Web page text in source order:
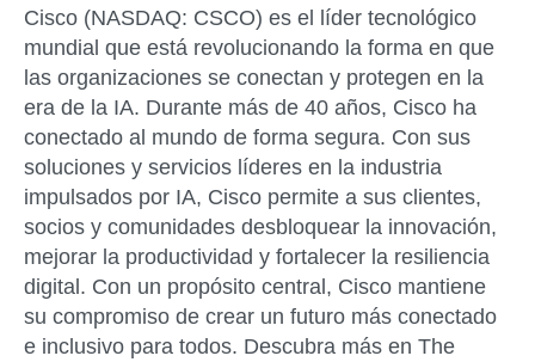
Cisco (NASDAQ: CSCO) es el líder tecnológico
mundial que está revolucionando la forma en que
las organizaciones se conectan y protegen en la
era de la IA. Durante más de 40 años, Cisco ha
conectado al mundo de forma segura. Con sus
soluciones y servicios líderes en la industria
impulsados por IA, Cisco permite a sus clientes,
socios y comunidades desbloquear la innovación,
mejorar la productividad y fortalecer la resiliencia
digital. Con un propósito central, Cisco mantiene
su compromiso de crear un futuro más conectado
e inclusivo para todos. Descubra más en The